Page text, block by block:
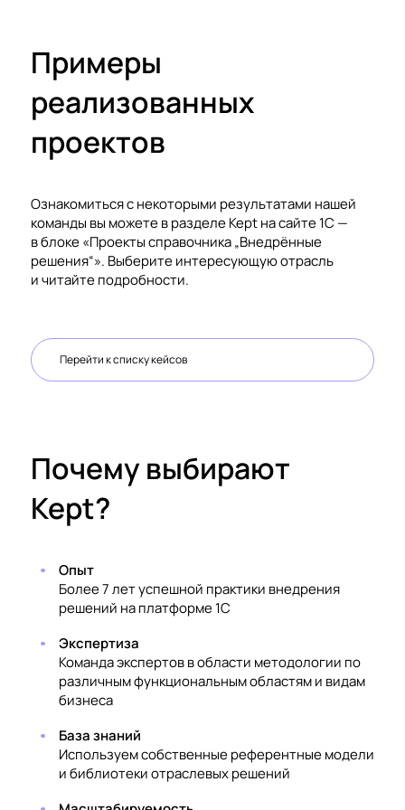
перехода на целевую архитектуру
Экспертная поддержка принятия решений и
(PMO)
Использование решения 1С: СППР для контроля
Примеры
реализованных
проектов
Ознакомиться с некоторыми результатами нашей
команды вы можете в разделе Kept на сайте 1C —
в блоке «Проекты справочника „Внедрённые
решения“». Выберите интересующую отрасль
и читайте подробности.
Перейти к списку кейсов
Почему выбирают
Kept?
Опыт
Более 7 лет успешной практики внедрения
решений на платформе 1С
Экспертиза
Команда экспертов в области методологии по
различным функциональным областям и видам
бизнеса
База знаний
Используем собственные референтные модели
и библиотеки отраслевых решений